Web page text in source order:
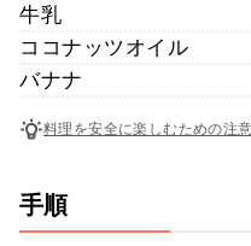
牛乳
ココナッツオイル
バナナ
料理を安全に楽しむための注
手順